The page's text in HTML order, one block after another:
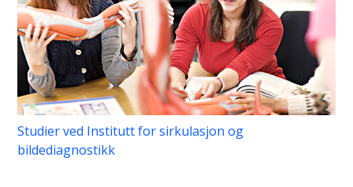
Studier ved Institutt for sirkulasjon og
bildediagnostikk